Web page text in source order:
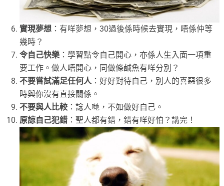
實現夢想 ：有咩夢想，30過後係時候去實現，唔係仲等
幾時？
令自己快樂：學習點令自己開心，亦係人生入面一項重
要工作。做人唔開心，同做條鹹魚有咩分別？
不要嘗試滿足任何人 ：好好對待自己，別人的喜惡很多
時與你沒有直接關係。
不要與人比較 ：諗人哋，不如做好自己。
原諒自己犯錯 ：聖人都有錯，錯有咩好怕？講完！